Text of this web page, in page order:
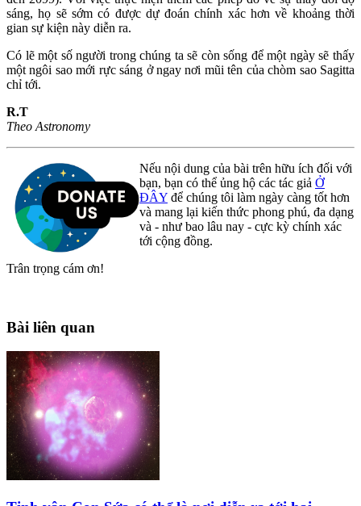
sáng, họ sẽ sớm có được dự đoán chính xác hơn về khoảng thời
gian sự kiện này diễn ra.
Có lẽ một số người trong chúng ta sẽ còn sống để một ngày sẽ thấy
một ngôi sao mới rực sáng ở ngay nơi mũi tên của chòm sao Sagitta
chỉ tới.
R.T
Theo Astronomy
Nếu nội dung của bài trên hữu ích đối với
bạn, bạn có thể ủng hộ các tác giả Ở
ĐÂY để chúng tôi làm ngày càng tốt hơn
và mang lại kiến thức phong phú, đa dạng
và - như bao lâu nay - cực kỳ chính xác
tới cộng đồng.
Trân trọng cám ơn!
Bài liên quan